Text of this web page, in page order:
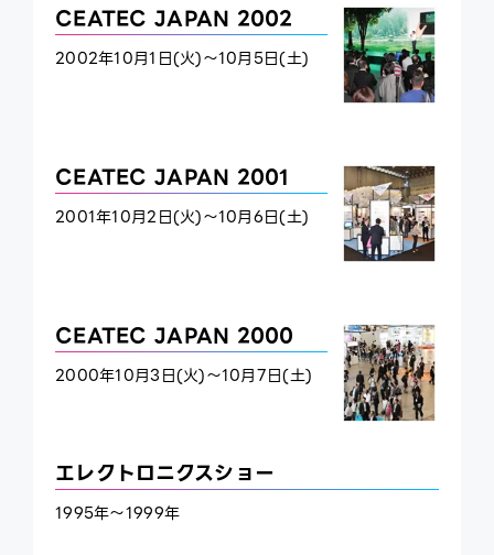
CEATEC JAPAN 2002
2002年10月1日(火)～10月5日(土)
CEATEC JAPAN 2001
2001年10月2日(火)～10月6日(土)
CEATEC JAPAN 2000
2000年10月3日(火)～10月7日(土)
エレクトロニクスショー
1995年～1999年